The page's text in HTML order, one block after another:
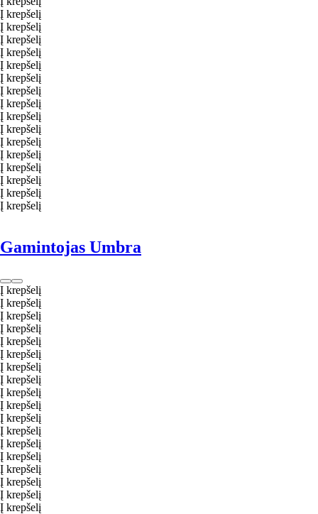
Į krepšelį
Į krepšelį
Į krepšelį
Į krepšelį
Į krepšelį
Į krepšelį
Į krepšelį
Į krepšelį
Į krepšelį
Į krepšelį
Į krepšelį
Į krepšelį
Į krepšelį
Į krepšelį
Į krepšelį
Į krepšelį
Gamintojas Umbra
Į krepšelį
Į krepšelį
Į krepšelį
Į krepšelį
Į krepšelį
Į krepšelį
Į krepšelį
Į krepšelį
Į krepšelį
Į krepšelį
Į krepšelį
Į krepšelį
Į krepšelį
Į krepšelį
Į krepšelį
Į krepšelį
Į krepšelį
Į krepšelį